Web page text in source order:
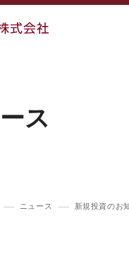
ス
ニュース 新規投資のお